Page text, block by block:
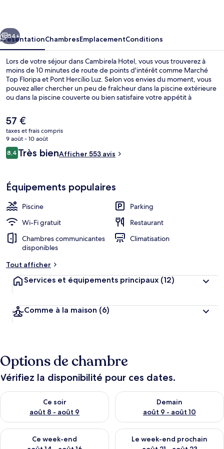
Suivant
54+
PrésentationChambresEmplacementConditions
Lors de votre séjour dans Cambirela Hotel, vous vous trouverez à
moins de 10 minutes de route de points d'intérêt comme Marché
Top Floripa et Pont Hercílio Luz. Selon vos envies du moment, vous
pouvez aller chercher un peu de fraîcheur dans la piscine extérieure
ou dans la piscine couverte ou bien satisfaire votre appétit à
déjeuner et le dîner. Parmi les autres petits avantages de cet
hébergement figurent une piscine pour enfants, un snack-bar/une
épicerie fine et un jardin.
Le
prix
actuel
est
de
57 €
taxes et frais compris
9 août - 10 août
Avis
voyageurs
8,48,4 sur 10
Très bienAfficher 553 avis
Équipements populaires
Piscine
Parking
Wi-Fi gratuit
Restaurant
Chambres communicantes
disponibles
Climatisation
Tout afficher
Services et équipements principaux (12)
Comme à la maison (6)
Options de chambre
Vérifiez la disponibilité pour ces dates.
Ce soir
août 8 - août 9
Vérifier la disponibilité pour ce soir août 8 - août 9
Demain
août 9 - août 10
Vérifier la disponibilité pour
Ce week-end
Vérifier la disponibilité pour ce week-end août 14 - août 16
Le week-end prochain
Vérifier la disponibilité pour